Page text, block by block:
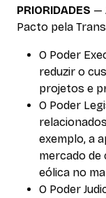
PRIORIDADES —
Pacto pela
O Poder
reduzir o
projetos e
O Poder
exemplo, a
mercado de
eólica no
O Poder